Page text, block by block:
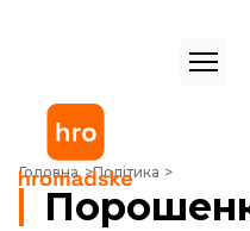
Головна Політика
Порошенко змінив голів 6